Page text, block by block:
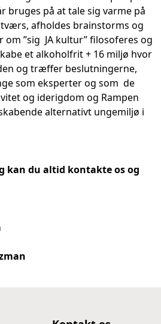
bruges på at tale sig varme på
afholdes brainstorms og
”sig JA kultur” filosoferes og
et alkoholfrit + 16 miljø hvor
og træffer beslutningerne,
som eksperter og som de
og iderigdom og Rampen
alternativt ungemiljø i
kan du altid kontakte os og